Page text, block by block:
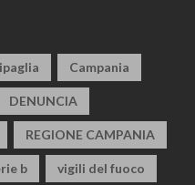
Campania
DENUNCIA
REGIONE CAMPANIA
b vigili del fuoco